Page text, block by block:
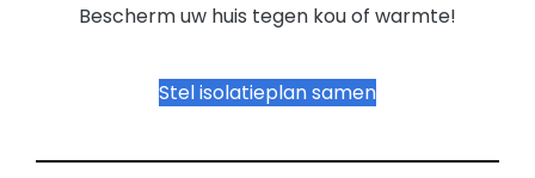
Bescherm uw huis tegen kou of warmte!
Stel isolatieplan samen